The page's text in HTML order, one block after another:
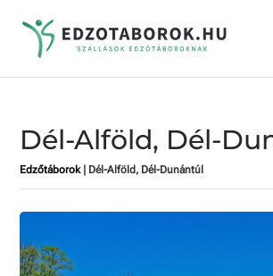
Dél-Alföld, Dél-
Edzőtáborok| Dél-Alföld, Dél-Dunántúl